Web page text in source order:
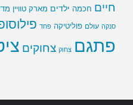
חיים חכמה ילדים מארק טוויין
סנקה עולם פוליטיקה פחד
פתגם צחוק צחוקים